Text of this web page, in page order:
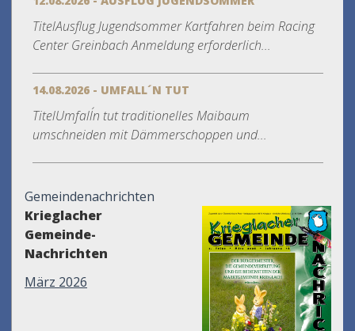
TitelAusflug Jugendsommer Kartfahren beim Racing
Center Greinbach Anmeldung erforderlich...
14.08.2026 - UMFALL´N TUT
TitelUmfall´n tut traditionelles Maibaum
umschneiden mit Dämmerschoppen und...
Gemeindenachrichten
Krieglacher
Gemeinde-
Nachrichten
März 2026